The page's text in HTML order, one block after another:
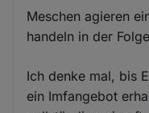
Meschen agieren
handeln in der
Ich denke mal, bis
ein Imfangebot